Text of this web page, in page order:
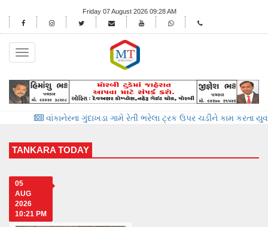
Friday 07 August 2026 09:28 AM
Toggle
navigation
ગુંદાખડા ગામે રેતી ભરેલા ટ્રક ઉપર ચડીને કામ કરતા યુવાનને
TANKARA TODAY
05
AUG
2026
10:21 PM